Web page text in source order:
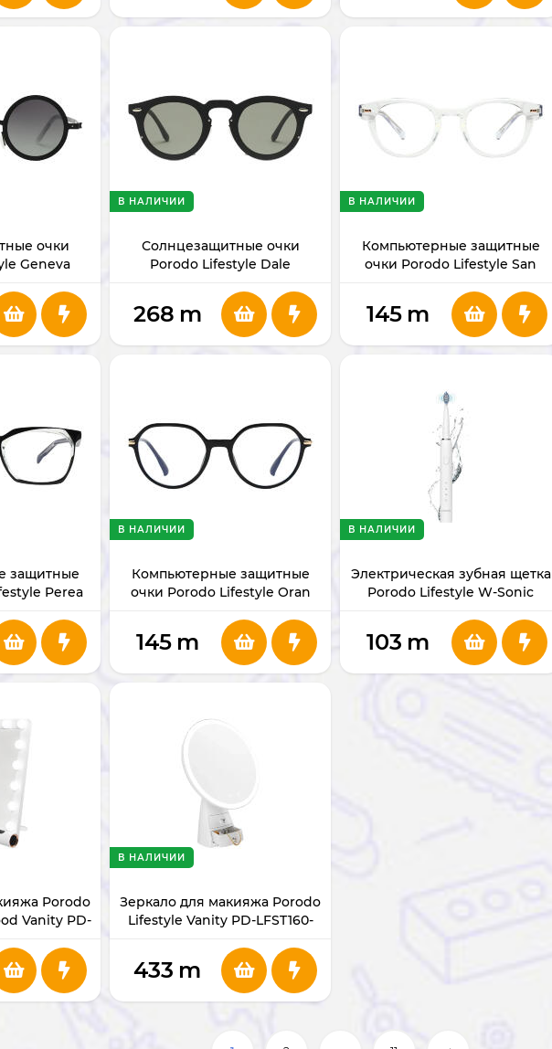
очки
Geneva
Солнцезащитные очки
Porodo Lifestyle Dale
В НАЛИЧИИ
268 m
Компьютерные защитные
очки Porodo Lifestyle San
В НАЛИЧИИ
145 m
защитные
Perea
Компьютерные защитные
очки Porodo Lifestyle Oran
В НАЛИЧИИ
145 m
Электрическая зубная щетка
Porodo Lifestyle W-Sonic
В НАЛИЧИИ
103 m
Porodo
Vanity PD-
Зеркало для макияжа Porodo
Lifestyle Vanity PD-LFST160-
В НАЛИЧИИ
433 m